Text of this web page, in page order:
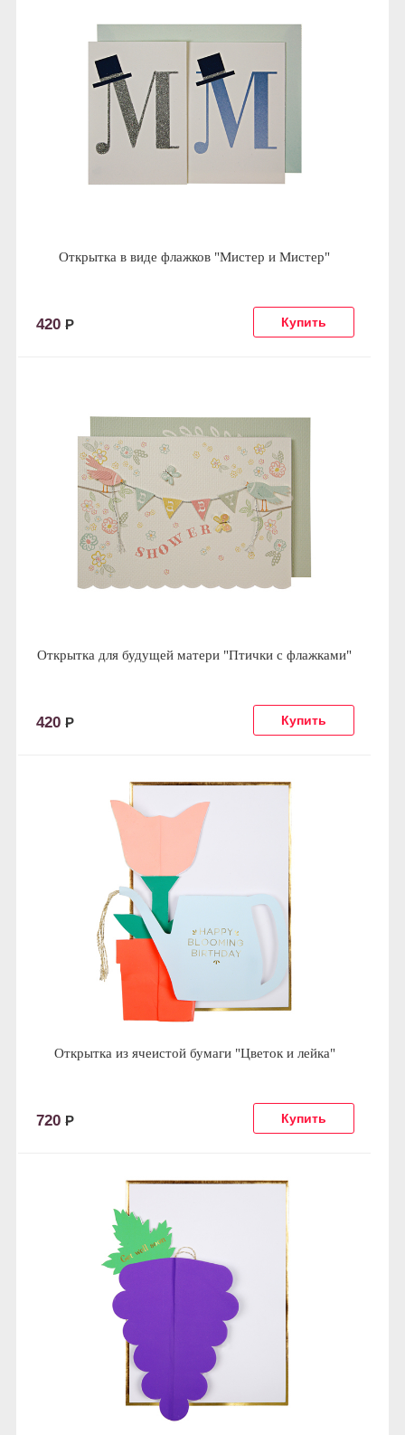
Открытка в виде флажков "Мистер и Мистер"
420 Р
Открытка для будущей матери "Птички с флажками"
420 Р
Открытка из ячеистой бумаги "Цветок и лейка"
720 Р